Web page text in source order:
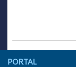
PORTAL